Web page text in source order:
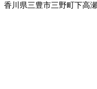
香川県三豊市三野町下高